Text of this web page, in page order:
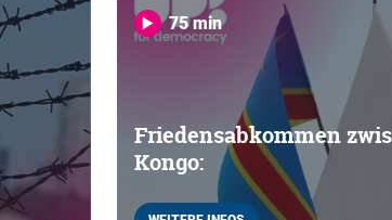
75 min
Friedensabkommen
Kongo: